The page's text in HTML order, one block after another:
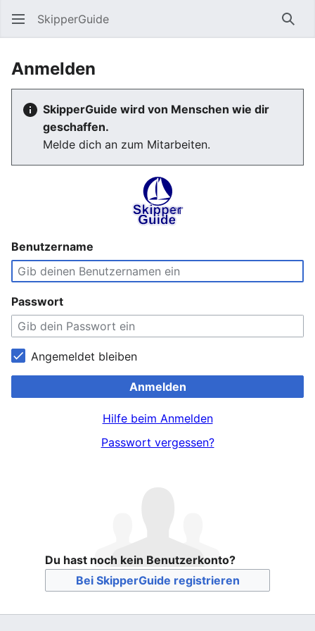
SkipperGuide
Anmelden
SkipperGuide wird von Menschen wie dir
geschaffen.
Melde dich an zum Mitarbeiten.
Benutzername
Passwort
Angemeldet bleiben
Anmelden
Hilfe beim Anmelden
Passwort vergessen?
Du hast noch kein Benutzerkonto?
Bei SkipperGuide registrieren